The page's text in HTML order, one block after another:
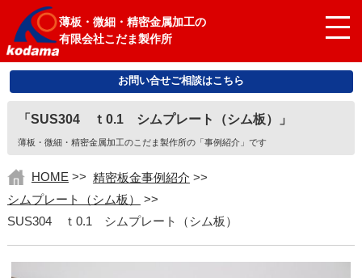
薄板・微細・精密金属加工の
有限会社こだま製作所
お問い合せご相談はこちら
「SUS304 ｔ0.1 シムプレート（シム板）」
薄板・微細・精密金属加工のこだま製作所の「事例紹介」です
HOME >> 精密板金事例紹介 >>
シムプレート（シム板）
>>
SUS304 ｔ0.1 シムプレート（シム板）